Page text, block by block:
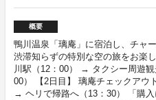
概要
鴨川温泉「璃庵」に宿泊し、チャ
渋滞知らずの特別な空の旅をお楽
川駅（12：00） → タクシー周遊
00） 【2日目】 璃庵チェックア
→ ヘリで帰路へ（13：30） 「購